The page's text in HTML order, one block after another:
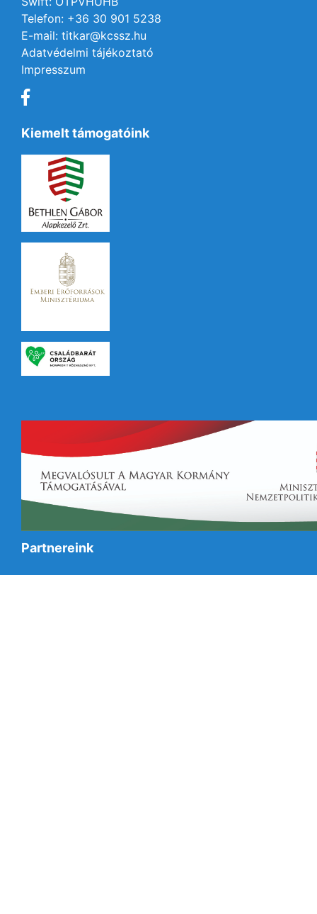
Telefon: +36 30 901 5238
E-mail: titkar@kcssz.hu
Adatvédelmi tájékoztató
Impresszum
Kiemelt támogatóink
Partnereink